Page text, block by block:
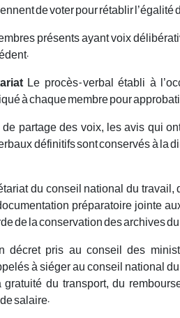
de voter pour rétablir l’égalité
présents ayant voix
Le procès-verbal établi à
à chaque membre pour
partage des voix, les avis qui
définitifs sont conservés à la
du conseil national du travail,
préparatoire jointe
de la conservation des archives
décret pris au conseil des
à siéger au conseil national du
du transport, du
salaire.